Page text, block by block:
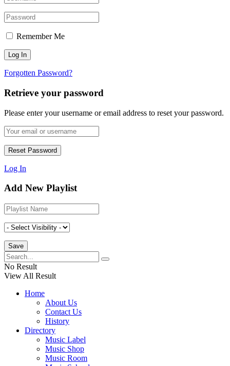
Remember Me
Forgotten Password?
Retrieve your password
Please enter your username or email address to reset your password.
Log In
Add New Playlist
No Result
View All Result
Home
About Us
Contact Us
History
Directory
Music Label
Music Shop
Music Room